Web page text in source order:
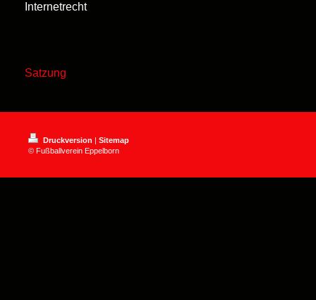
Internetrecht
Satzung
Druckversion | Sitemap
© Fußballverein Eppelborn